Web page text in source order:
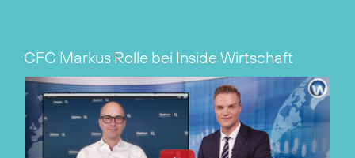
CFO Markus Rolle bei Inside Wirtschaft